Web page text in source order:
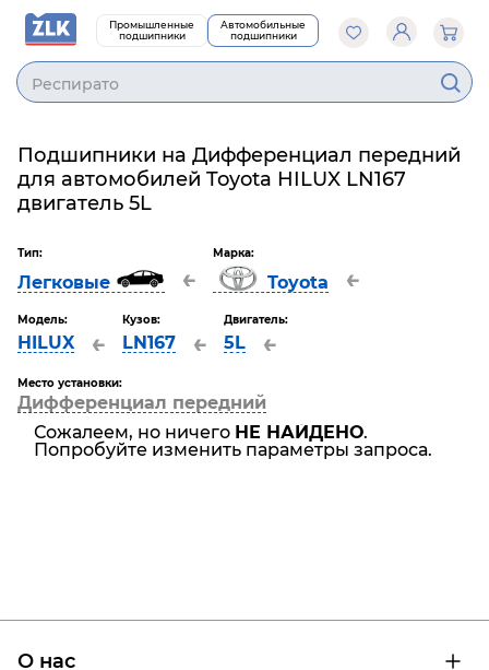
Промышленные
подшипники
Автомобильные
подшипники
Респирато
Подшипники на Дифференциал передний
для автомобилей Toyota HILUX LN167
двигатель 5L
Тип:
Легковые ←
Марка:
Toyota ←
Модель:
HILUX ←
Кузов:
LN167 ←
Двигатель:
5L ←
Место установки:
Дифференциал передний
Сожалеем, но ничего НЕ НАЙДЕНО.
Попробуйте изменить параметры запроса.
О нас